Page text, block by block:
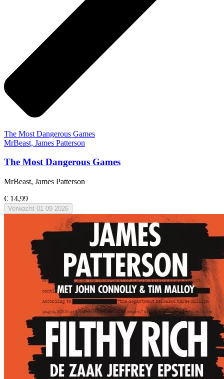
The Most Dangerous Games
MrBeast, James Patterson
The Most Dangerous Games
MrBeast, James Patterson
€ 14,99
Verwacht 01-09-2026